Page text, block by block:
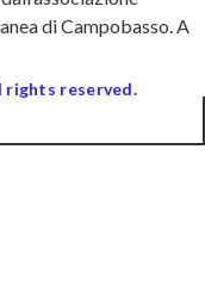
di Campobasso. A
rights reserved.